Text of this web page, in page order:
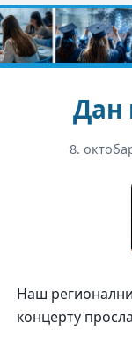
Дан
8.
Наш
концерту